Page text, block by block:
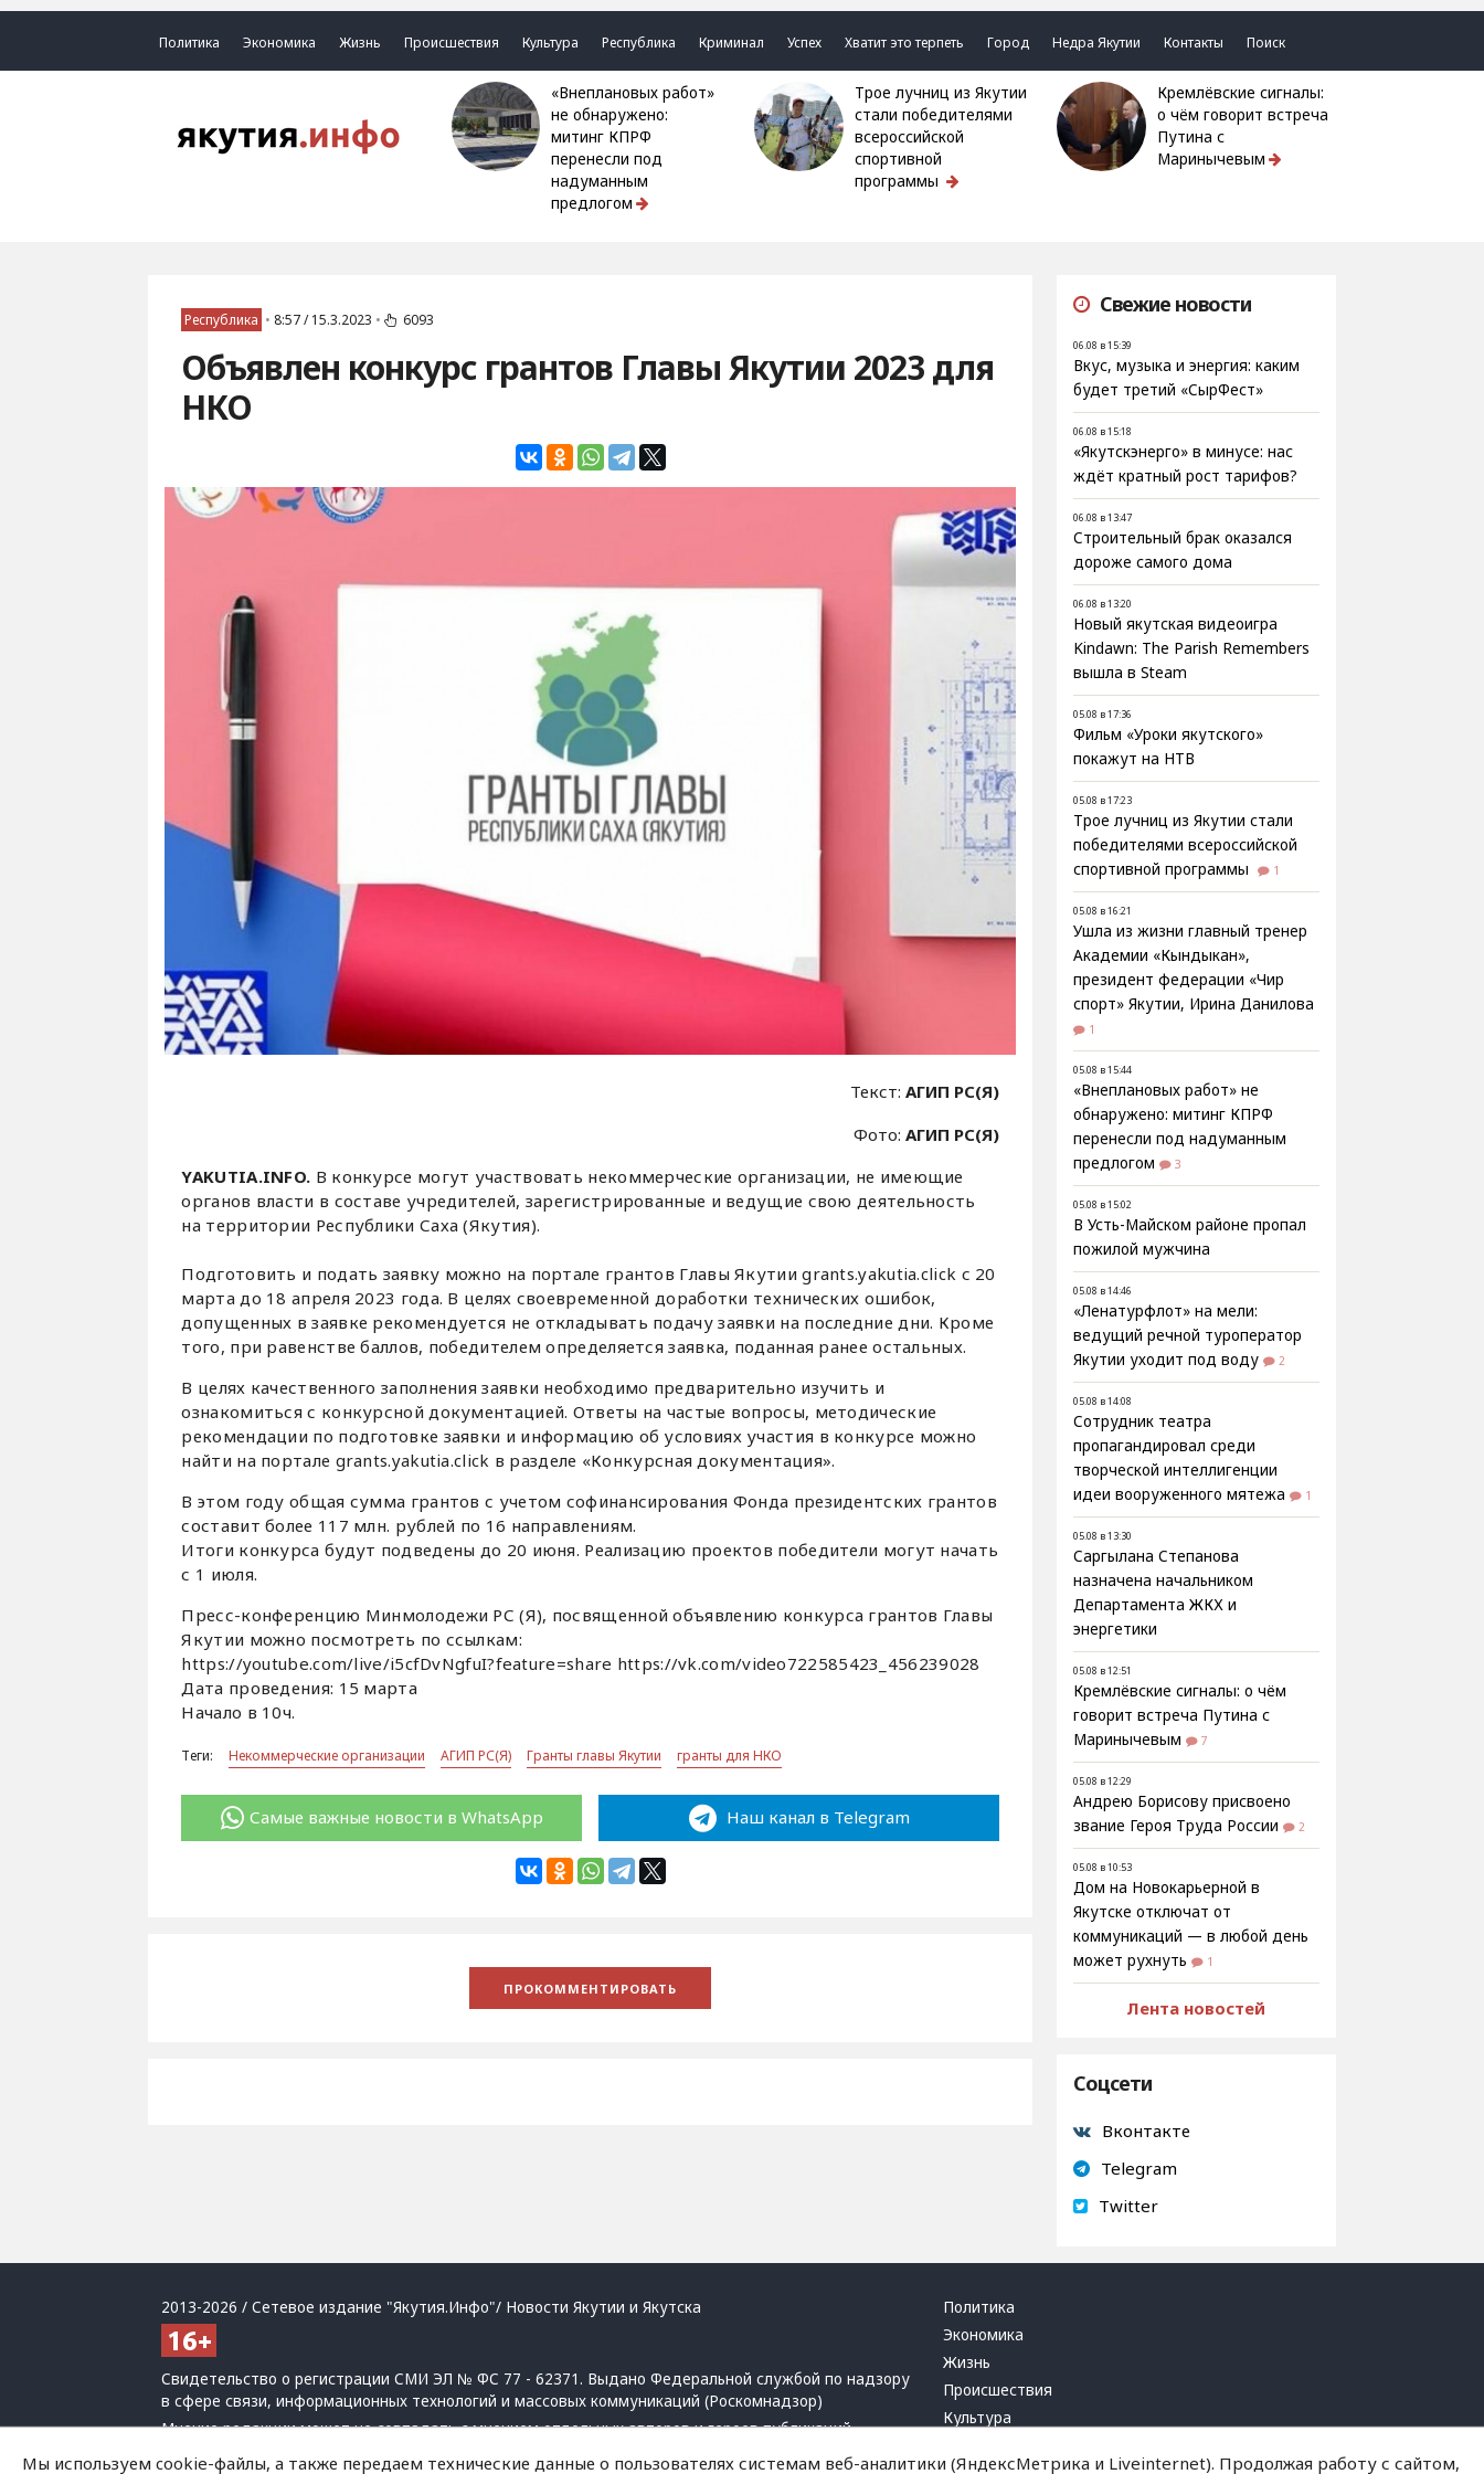
Политика Экономика Жизнь Происшествия Культура Республика Криминал Успех Хватит это терпеть Город Недра Якутии Контакты Поиск
«Внеплановых работ»
не обнаружено:
митинг КПРФ
перенесли под
надуманным
предлогом
Трое лучниц из Якутии
стали победителями
всероссийской
спортивной
программы
Кремлёвские сигналы:
о чём говорит встреча
Путина с
Маринычевым
Республика • 8:57 / 15.3.2023 • 6093
Объявлен конкурс грантов Главы Якутии 2023 для
НКО
Текст:АГИП РС(Я)
Фото:АГИП РС(Я)
YAKUTIA.INFO. В конкурсе могут участвовать некоммерческие организации, не имеющие
органов власти в составе учредителей, зарегистрированные и ведущие свою деятельность
на территории Республики Саха (Якутия).
Подготовить и подать заявку можно на портале грантов Главы Якутии grants.yakutia.click с 20
марта до 18 апреля 2023 года. В целях своевременной доработки технических ошибок,
допущенных в заявке рекомендуется не откладывать подачу заявки на последние дни. Кроме
того, при равенстве баллов, победителем определяется заявка, поданная ранее остальных.
В целях качественного заполнения заявки необходимо предварительно изучить и
ознакомиться с конкурсной документацией. Ответы на частые вопросы, методические
рекомендации по подготовке заявки и информацию об условиях участия в конкурсе можно
найти на портале grants.yakutia.click в разделе «Конкурсная документация».
В этом году общая сумма грантов с учетом софинансирования Фонда президентских грантов
составит более 117 млн. рублей по 16 направлениям.
Итоги конкурса будут подведены до 20 июня. Реализацию проектов победители могут начать
с 1 июля.
Пресс-конференцию Минмолодежи РС (Я), посвященной объявлению конкурса грантов Главы
Якутии можно посмотреть по ссылкам:
https://youtube.com/live/i5cfDvNgfuI?feature=share https://vk.com/video722585423_456239028
Дата проведения: 15 марта
Начало в 10ч.
Теги: Некоммерческие организации АГИП РС(Я) Гранты главы Якутии гранты для НКО
Самые важные новости в WhatsApp Наш канал в Telegram
Свежие новости
06.08 в 15:39
Вкус, музыка и энергия: каким
будет третий «СырФест»
06.08 в 15:18
«Якутскэнерго» в минусе: нас
ждёт кратный рост тарифов?
06.08 в 13:47
Строительный брак оказался
дороже самого дома
06.08 в 13:20
Новый якутская видеоигра
Kindawn: The Parish Remembers
вышла в Steam
05.08 в 17:36
Фильм «Уроки якутского»
покажут на НТВ
05.08 в 17:23
Трое лучниц из Якутии стали
победителями всероссийской
спортивной программы
1
05.08 в 16:21
Ушла из жизни главный тренер
Академии «Кындыкан»,
президент федерации «Чир
спорт» Якутии, Ирина Данилова
1
05.08 в 15:44
«Внеплановых работ» не
обнаружено: митинг КПРФ
перенесли под надуманным
предлогом
3
05.08 в 15:02
В Усть-Майском районе пропал
пожилой мужчина
05.08 в 14:46
«Ленатурфлот» на мели:
ведущий речной туроператор
Якутии уходит под воду
2
05.08 в 14:08
Сотрудник театра
пропагандировал среди
творческой интеллигенции
идеи вооруженного мятежа
1
05.08 в 13:30
Саргылана Степанова
назначена начальником
Департамента ЖКХ и
энергетики
05.08 в 12:51
Кремлёвские сигналы: о чём
говорит встреча Путина с
Маринычевым
7
05.08 в 12:29
Андрею Борисову присвоено
звание Героя Труда России
2
05.08 в 10:53
Дом на Новокарьерной в
Якутске отключат от
коммуникаций — в любой день
может рухнуть
1
Лента новостей
Соцсети
Вконтакте
Telegram
Twitter
2013-2026 / Сетевое издание "Якутия.Инфо"/ Новости Якутии и Якутска
Свидетельство о регистрации СМИ ЭЛ № ФС 77 - 62371. Выдано Федеральной службой по надзору
в сфере связи, информационных технологий и массовых коммуникаций (Роскомнадзор)
Мнение редакции может не совпадать с мнением отдельных авторов и героев публикаций.
При использовании материалов обязательна активная ссылка на сайт.
Политика
Экономика
Жизнь
Происшествия
Культура
Мы используем cookie-файлы, а также передаем технические данные о пользователях системам веб-аналитики (ЯндексМетрика и Liveinternet). Продолжая работу с сайтом,